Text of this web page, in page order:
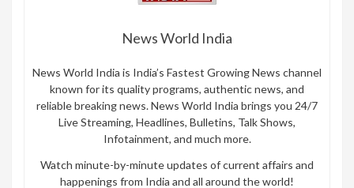
News World India
News World India is India’s Fastest Growing News channel
known for its quality programs, authentic news, and
reliable breaking news. News World India brings you 24/7
Live Streaming, Headlines, Bulletins, Talk Shows,
Infotainment, and much more.
Watch minute-by-minute updates of current affairs and
happenings from India and all around the world!